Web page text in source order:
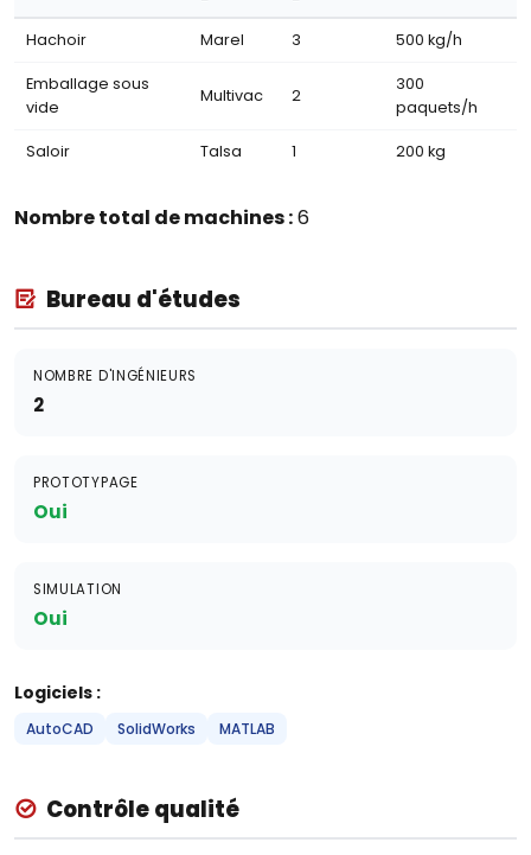
Hachoir Marel 3 500 kg/h
Emballage sous
vide
Multivac 2
300
paquets/h
Saloir Talsa 1 200 kg
Nombre total de machines :6
Bureau d'études
NOMBRE D'INGÉNIEURS
2
PROTOTYPAGE
Oui
SIMULATION
Oui
Logiciels :
AutoCAD SolidWorks MATLAB
Contrôle qualité